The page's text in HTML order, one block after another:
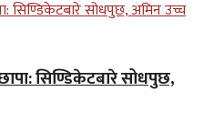
सिण्डिकेटबारे सोधपुछ,